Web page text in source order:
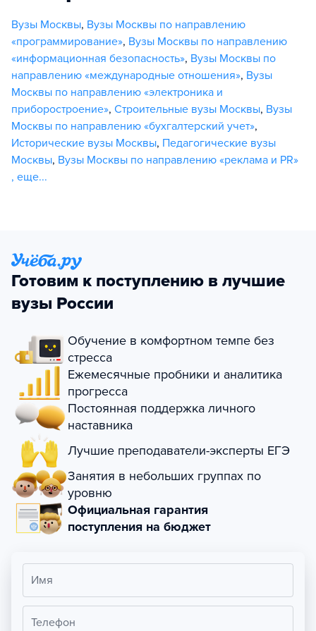
Вузы Москвы, Вузы Москвы по направлению
«программирование», Вузы Москвы по направлению
«информационная безопасность», Вузы Москвы по
направлению «международные отношения», Вузы
Москвы по направлению «электроника и
приборостроение», Строительные вузы Москвы, Вузы
Москвы по направлению «бухгалтерский учет»,
Исторические вузы Москвы, Педагогические вузы
Москвы, Вузы Москвы по направлению «реклама и PR»
, еще...
Готовим к поступлению в лучшие
вузы России
Обучение в комфортном темпе без
стресса
Ежемесячные пробники и аналитика
прогресса
Постоянная поддержка личного
наставника
Лучшие преподаватели-эксперты ЕГЭ
Занятия в небольших группах по
уровню
Официальная гарантия
поступления на бюджет
Имя
Телефон